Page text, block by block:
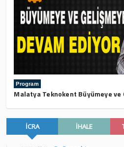
Program
Malatya Teknokent Büyümeye ve